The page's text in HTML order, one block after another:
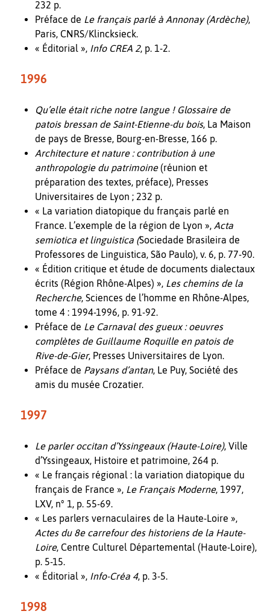
232 p.
Préface de Le français parlé à Annonay (Ardèche),
Paris, CNRS/Klincksieck.
« Éditorial », Info CREA 2, p. 1-2.
1996
Qu’elle était riche notre langue ! Glossaire de
patois bressan de Saint-Etienne-du bois, La Maison
de pays de Bresse, Bourg-en-Bresse, 166 p.
Architecture et nature : contribution à une
anthropologie du patrimoine(réunion et
préparation des textes, préface), Presses
Universitaires de Lyon ; 232 p.
« La variation diatopique du français parlé en
France. L’exemple de la région de Lyon », Acta
semiotica et linguistica (Sociedade Brasileira de
Professores de Linguistica, São Paulo), v. 6, p. 77-90.
« Édition critique et étude de documents dialectaux
écrits (Région Rhône-Alpes) », Les chemins de la
Recherche, Sciences de l’homme en Rhône-Alpes,
tome 4 : 1994-1996, p. 91-92.
Préface de Le Carnaval des gueux : oeuvres
complètes de Guillaume Roquille en patois de
Rive-de-Gier, Presses Universitaires de Lyon.
Préface de Paysans d’antan, Le Puy, Société des
amis du musée Crozatier.
1997
Le parler occitan d’Yssingeaux (Haute-Loire), Ville
d’Yssingeaux, Histoire et patrimoine, 264 p.
« Le français régional : la variation diatopique du
français de France », Le Français Moderne, 1997,
LXV, n° 1, p. 55-69.
« Les parlers vernaculaires de la Haute-Loire »,
Actes du 8e carrefour des historiens de la Haute-
Loire, Centre Culturel Départemental (Haute-Loire),
p. 5-15.
« Éditorial », Info-Créa 4, p. 3-5.
1998